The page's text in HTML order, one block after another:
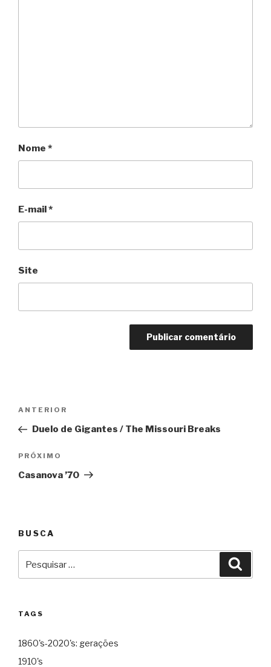
Nome *
E-mail*
Site
Post
Anterior
ANTERIOR
Duelo de Gigantes / The Missouri Breaks
Próximo
PRÓXIMO
Casanova ’70
BUSCA
por:
TAGS
1860's-2020's: gerações
1910's